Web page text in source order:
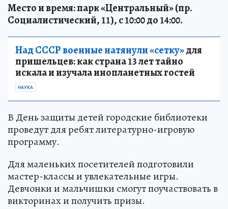
Место и время: парк «Центральный» (пр.
Социалистический, 11), с 10:00 до 14:00.
Над СССР военные натянули «сетку»для
пришельцев: как страна 13 лет тайно
искала и изучала инопланетных гостей
НАУКА
В День защиты детей городские библиотеки
проведут для ребят литературно-игровую
программу.
Для маленьких посетителей подготовили
мастер-классы и увлекательные игры.
Девчонки и мальчишки смогут поучаствовать в
викторинах и получить призы.